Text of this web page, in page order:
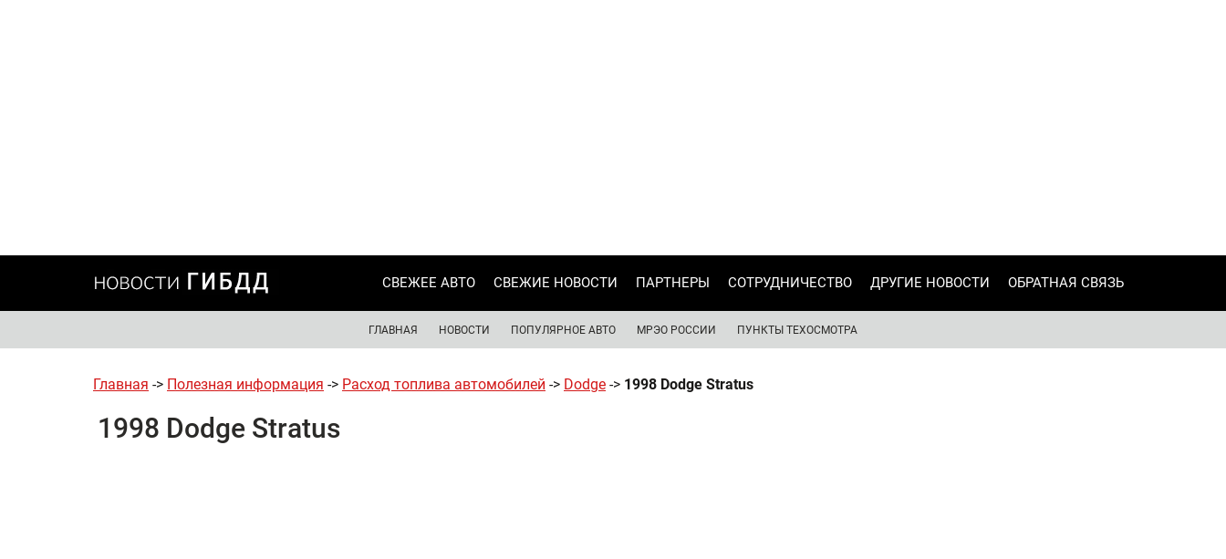
СВЕЖЕЕ АВТО СВЕЖИЕ НОВОСТИ ПАРТНЕРЫ СОТРУДНИЧЕСТВО ДРУГИЕ НОВОСТИ ОБРАТНАЯ СВЯЗЬ
ГЛАВНАЯ НОВОСТИ ПОПУЛЯРНОЕ АВТО МРЭО РОССИИ ПУНКТЫ ТЕХОСМОТРА
Главная -> Полезная информация -> Расход топлива автомобилей -> Dodge -> 1998 Dodge Stratus
1998 Dodge Stratus